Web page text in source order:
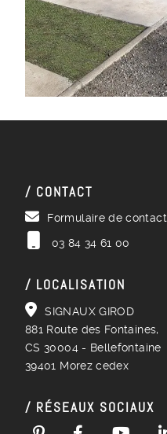
/ CONTACT
Formulaire de contact
03 84 34 61 00
/ LOCALISATION
SIGNAUX GIROD
881 Route des Fontaines,
CS 30004 - Bellefontaine
39401 Morez cedex
/ RÉSEAUX SOCIAUX